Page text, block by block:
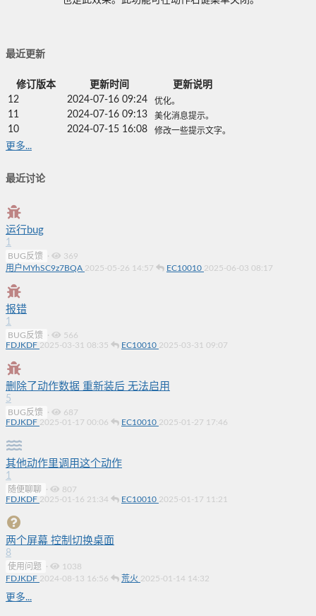
最近更新
修订版本 更新时间
更新说明
12
2024-07-16 09:24 优化。
11 2024-07-16 09:13 美化消息提示。
10 2024-07-15 16:08 修改一些提示文字。
更多...
最近讨论
运行bug
1
BUG反馈 ·
369
用户MYhSC9z7BQA 2025-05-26 14:57 EC10010 2025-06-03 08:17
报错
1
BUG反馈 ·
566
FDJKDF 2025-03-31 08:35 EC10010 2025-03-31 09:07
删除了动作数据 重新装后 无法启用
5
BUG反馈 ·
687
FDJKDF 2025-01-17 00:06 EC10010 2025-01-27 17:46
其他动作里调用这个动作
1
随便聊聊 ·
807
FDJKDF 2025-01-16 21:34 EC10010 2025-01-17 11:21
两个屏幕 控制切换桌面
8
使用问题 ·
1038
FDJKDF 2024-08-13 16:56 荒火 2025-01-14 14:32
更多...